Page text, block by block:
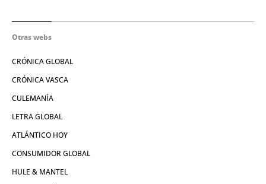
Otras webs
CRÓNICA GLOBAL
CRÓNICA VASCA
CULEMANÍA
LETRA GLOBAL
ATLÁNTICO HOY
CONSUMIDOR GLOBAL
HULE & MANTEL